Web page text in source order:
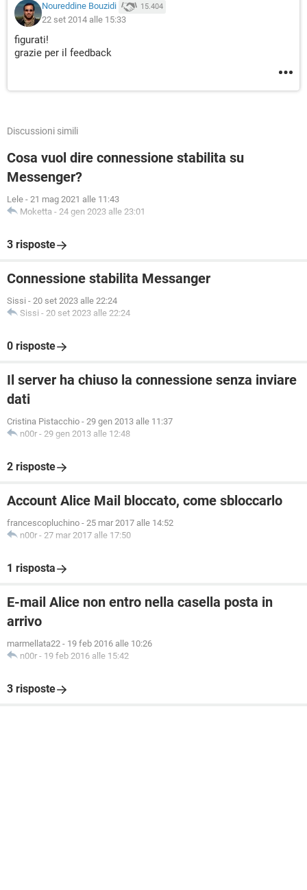
Noureddine Bouzidi 15.404
22 set 2014 alle 15:33
figurati!
grazie per il feedback
Discussioni simili
Cosa vuol dire connessione stabilita su
Messenger?
Lele - 21 mag 2021 alle 11:43
Moketta - 24 gen 2023 alle 23:01
3 risposte
Connessione stabilita Messanger
Sissi - 20 set 2023 alle 22:24
Sissi - 20 set 2023 alle 22:24
0 risposte
Il server ha chiuso la connessione senza inviare
dati
Cristina Pistacchio - 29 gen 2013 alle 11:37
n00r - 29 gen 2013 alle 12:48
2 risposte
Account Alice Mail bloccato, come sbloccarlo
francescopluchino - 25 mar 2017 alle 14:52
n00r - 27 mar 2017 alle 17:50
1 risposta
E-mail Alice non entro nella casella posta in
arrivo
marmellata22 - 19 feb 2016 alle 10:26
n00r - 19 feb 2016 alle 15:42
3 risposte